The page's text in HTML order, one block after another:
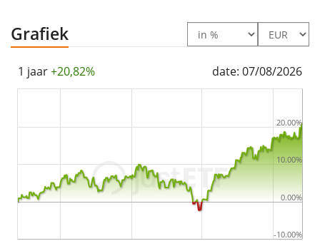
The State Street SPDR S&P Developed Quality
Aristocrats UCITS ETF USD Unhedged (Acc) is a small
ETF was
Grafiek
1 jaar+20,82% date: 07/08/2026
-10.00%
0.00%
10.00%
20.00%